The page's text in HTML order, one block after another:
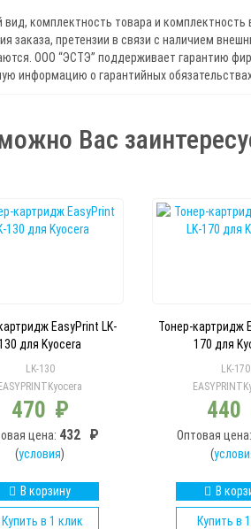
вид, комплектность товара и
заказа, претензии в связи с наличием
ООО “ЭСТЭ” поддерживает гарантию
информацию о гарантийных
Вас
EasyPrint LK-
для Kyocera
LK-130
EASYPRINT Kyocera
470 ₽
цена: 432 ₽
(условия)
В корзину
Купить в 1 клик
Тонер-картридж
170 для
LK-170
EASYPRINT
440
Оптовая цена:
(
В
Купить в